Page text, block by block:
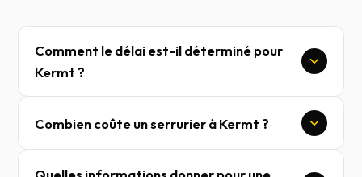
Comment le délai est-il déterminé pour
Kermt ?
Combien coûte un serrurier à Kermt ?